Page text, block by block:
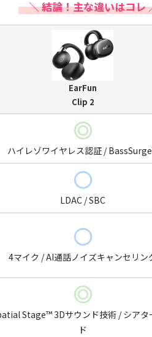
＼ 結論！主な違いはコ
EarFun
Clip 2
ハイレゾワイヤレス認証 /
LDAC / SBC
4マイク / AI通話ノイズキャンセリン
Stage™ 3Dサウンド技術 / シアタ
ド